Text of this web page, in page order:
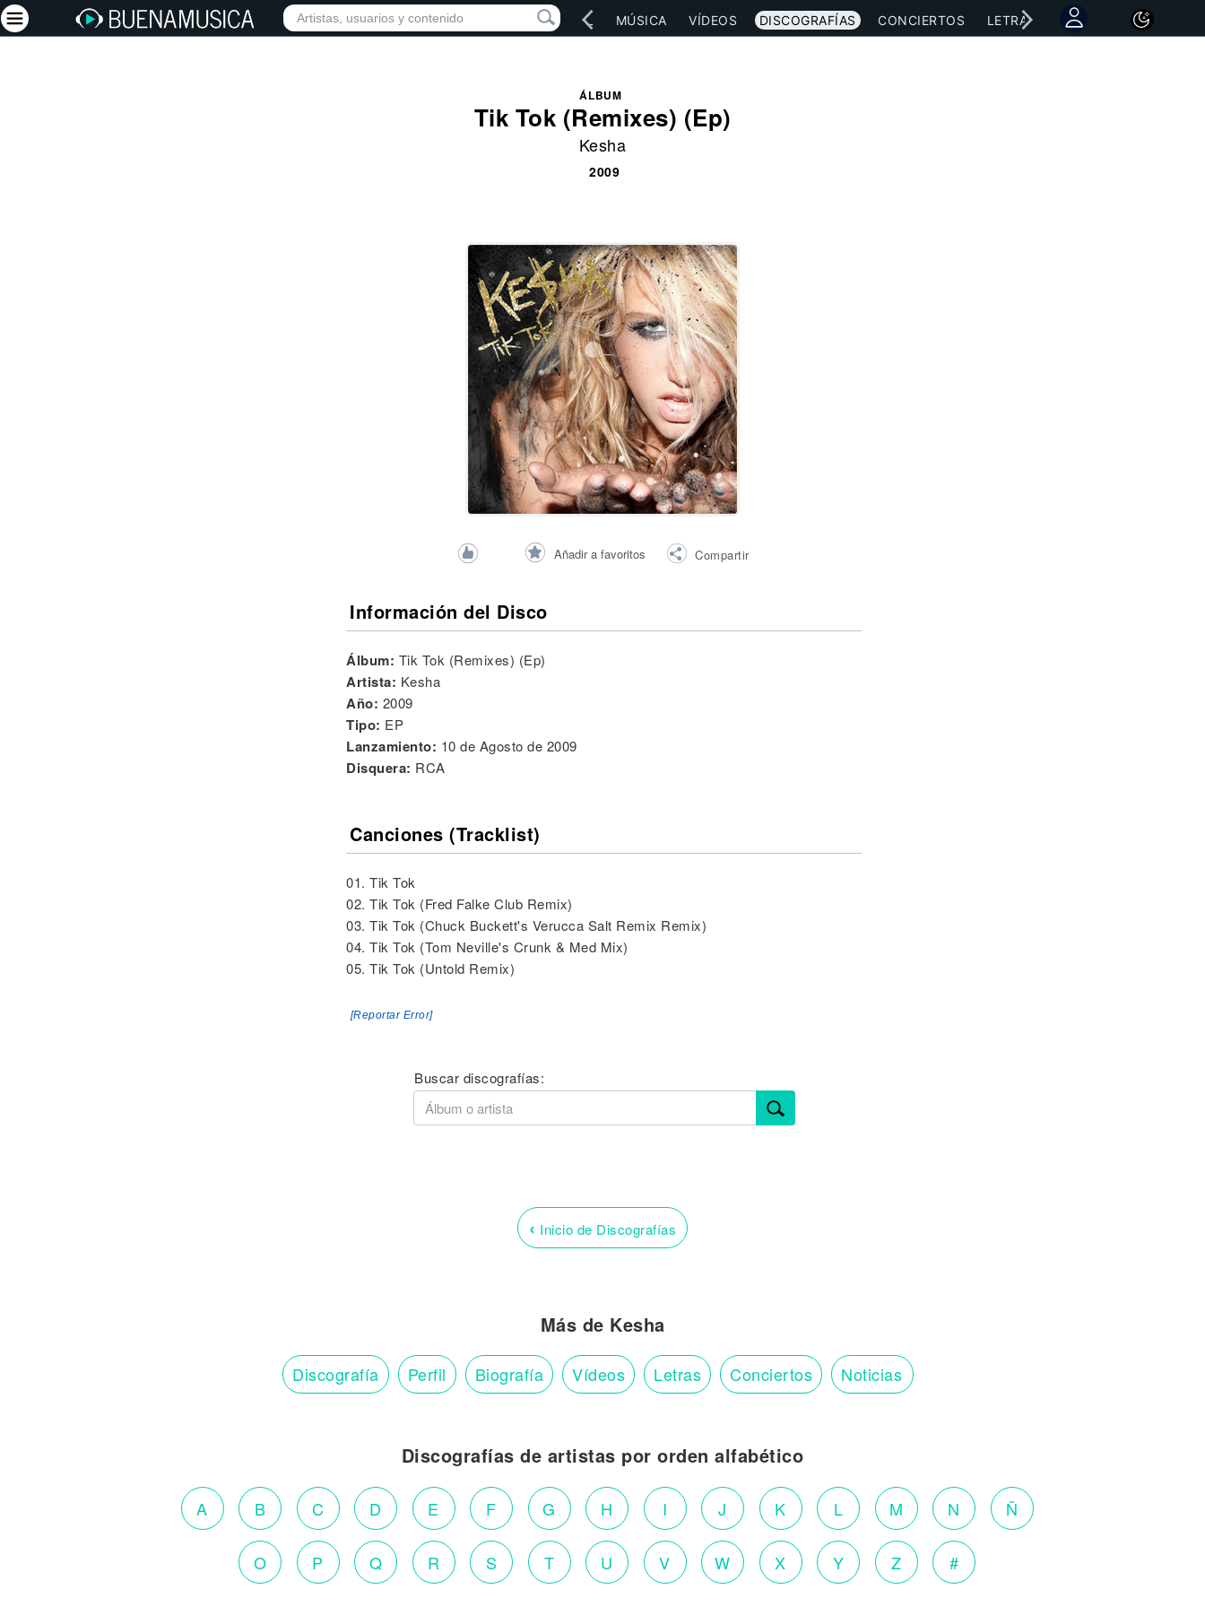
INICIO ARTISTAS RED SOCIAL MÚSICA VÍDEOS DISCOGRAFÍAS CONCIERTOS LETRAS NOTICIAS
ÁLBUM
Tik Tok (Remixes) (Ep)
Kesha
2009
Añadir a favoritos Compartir
Información del Disco
Álbum: Tik Tok (Remixes) (Ep)
Artista: Kesha
Año: 2009
Tipo: EP
Lanzamiento: 10 de Agosto de 2009
Disquera: RCA
Canciones (Tracklist)
01. Tik Tok
02. Tik Tok (Fred Falke Club Remix)
03. Tik Tok (Chuck Buckett's Verucca Salt Remix Remix)
04. Tik Tok (Tom Neville's Crunk & Med Mix)
05. Tik Tok (Untold Remix)
[Reportar Error]
Buscar discografías:
‹ Inicio de Discografías
Más de Kesha
Discografía Perfil Biografía Vídeos Letras Conciertos Noticias
Discografías de artistas por orden alfabético
A B C D E F G H I J K L M N Ñ
O P Q R S T U V W X Y Z #